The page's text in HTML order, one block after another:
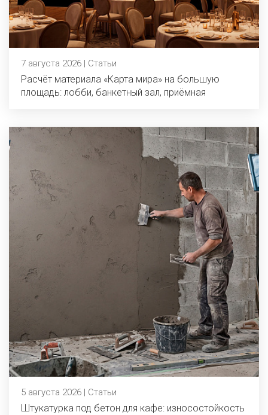
7 августа 2026 | Статьи
Расчёт материала «Карта мира» на большую
площадь: лобби, банкетный зал, приёмная
5 августа 2026 | Статьи
Штукатурка под бетон для кафе: износостойкость